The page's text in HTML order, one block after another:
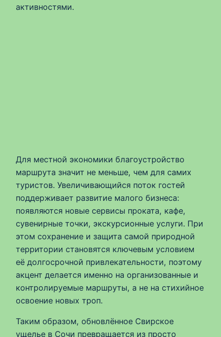
активностями.
Для местной экономики благоустройство
маршрута значит не меньше, чем для самих
туристов. Увеличивающийся поток гостей
поддерживает развитие малого бизнеса:
появляются новые сервисы проката, кафе,
сувенирные точки, экскурсионные услуги. При
этом сохранение и защита самой природной
территории становятся ключевым условием
её долгосрочной привлекательности, поэтому
акцент делается именно на организованные и
контролируемые маршруты, а не на стихийное
освоение новых троп.
Таким образом, обновлённое Свирское
ущелье в Сочи превращается из просто